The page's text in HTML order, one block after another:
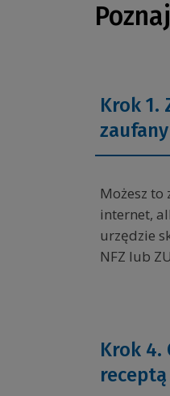
Krok 1.
zaufany
Możesz to
internet,
urzędzie
NFZ lub
Krok 4.
receptą